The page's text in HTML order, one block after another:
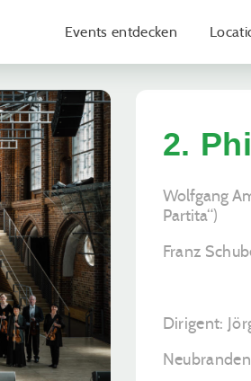
Events entdecken
2.
Wolfgang
Partita“)
Franz
Dirigent: